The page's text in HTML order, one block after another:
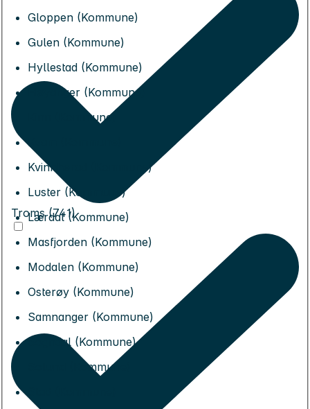
Gloppen (Kommune)
Gulen (Kommune)
Hyllestad (Kommune)
Høyanger (Kommune)
Kinn (Kommune)
Kvam (Kommune)
Kvinnherad (Kommune)
Luster (Kommune)
Lærdal (Kommune)
Masfjorden (Kommune)
Modalen (Kommune)
Osterøy (Kommune)
Samnanger (Kommune)
Sogndal (Kommune)
Solund (Kommune)
Troms (741)